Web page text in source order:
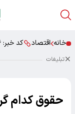
خانه اقتصاد کد خبر:
تبلیغات